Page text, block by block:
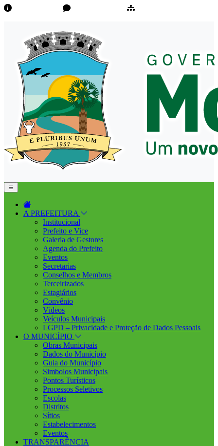
A PREFEITURA
Institucional
Prefeito e Vice
Galeria de Gestores
Agenda do Prefeito
Eventos
Secretarias
Conselhos e Membros
Terceirizados
Estagiários
Convênio
Vídeos
Veículos Municipais
LGPD – Privacidade e Proteção de Dados Pessoais
O MUNICÍPIO
Obras Municipais
Dados do Município
Guia do Município
Simbolos Municipais
Pontos Turísticos
Processos Seletivos
Escolas
Distritos
Sítios
Estabelecimentos
Eventos
TRANSPARÊNCIA